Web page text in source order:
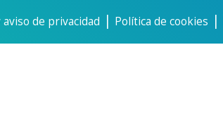
de privacidad | Política de cookies |